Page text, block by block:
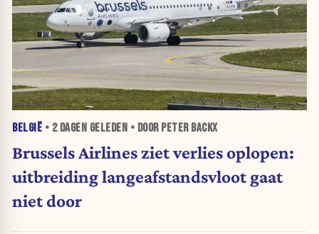
BELGIË • 2 DAGEN GELEDEN • DOOR PETER BACKX
Brussels Airlines ziet verlies oplopen:
uitbreiding langeafstandsvloot gaat
niet door